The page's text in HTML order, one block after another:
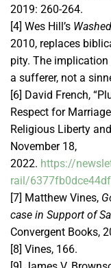
2019: 260-264.
[4] Wes Hill’s
2010, replaces
pity. The
a sufferer, not a
[6] David French,
Respect for
Religious Liberty
November 18,
2022. https://
rail/
[7] Matthew Vines,
case in Support of
Convergent Books,
[8] Vines, 166.